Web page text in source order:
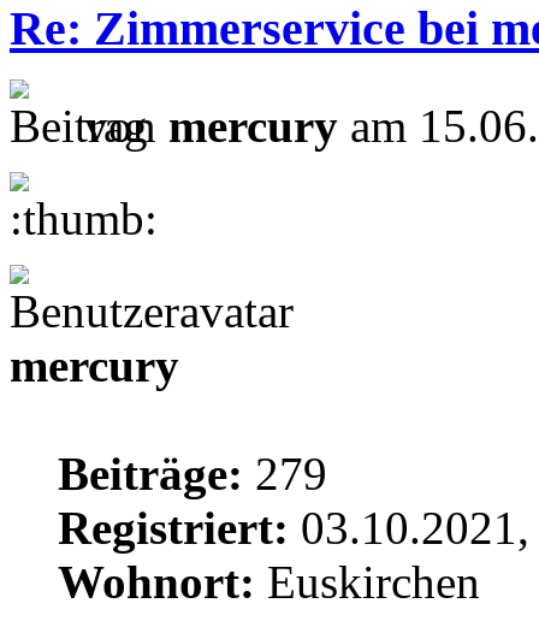
Re: Zimmerservice bei
von mercury am
mercury
Beiträge: 279
Registriert:
Wohnort: Euskirchen